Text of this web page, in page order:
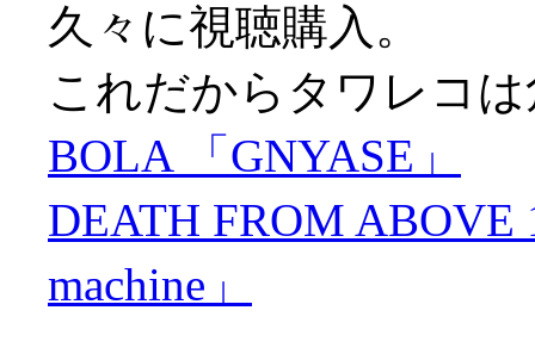
久々に視聴購入。
これだからタワレコ
BOLA 「GNYASE」
DEATH FROM ABOVE
machine」